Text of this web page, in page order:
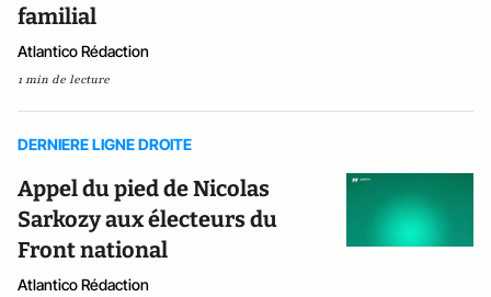
familial
Atlantico Rédaction
1 min de lecture
DERNIERE LIGNE DROITE
Appel du pied de Nicolas
Sarkozy aux électeurs du
Front national
Atlantico Rédaction